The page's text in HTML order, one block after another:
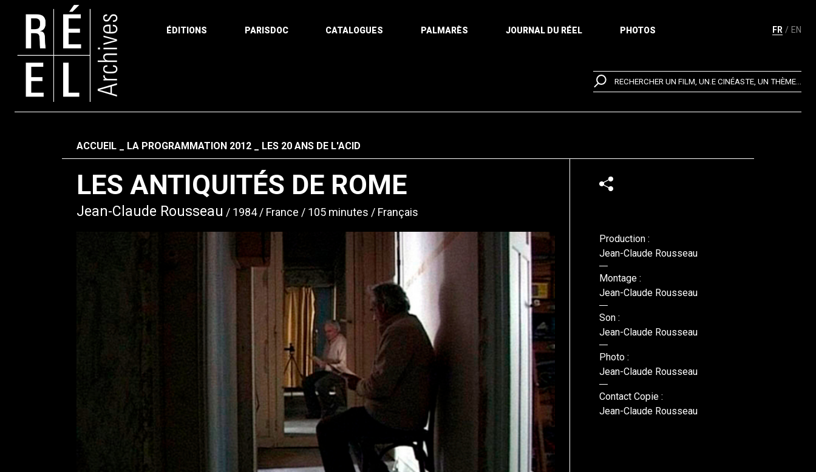
FR EN
ÉDITIONS PARISDOC CATALOGUES PALMARÈS JOURNAL DU RÉEL PHOTOS
RECHERCHER UN FILM, UN.E CINÉASTE, UN THÈME...
Fil d'ariane
ACCUEIL LA PROGRAMMATION 2012 LES 20 ANS DE L'ACID
LES ANTIQUITÉS DE ROME
Jean-Claude Rousseau 1984 France 105 minutes Français
Production :
Jean-Claude Rousseau
Montage :
Jean-Claude Rousseau
Son :
Jean-Claude Rousseau
Photo :
Jean-Claude Rousseau
Contact Copie :
Jean-Claude Rousseau